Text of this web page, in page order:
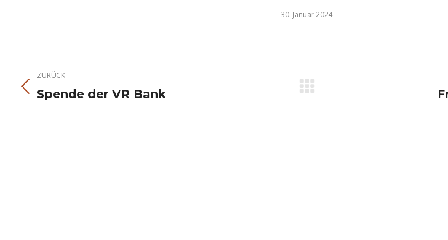
30. Januar 2024
Kommentarnavigation
ZURÜCK
Vorheriger
Spende der VR Bank